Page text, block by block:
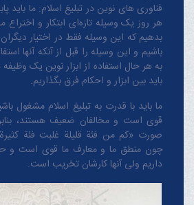
فناوری های نوین در تبلیغ اسلام: ما باید
هر روز یک وسیله تازه‌ای ابتکار و اختراع
بدهیم که این وسیله فقط در اختیار
باشیم و این وسیله را قبل از آنکه آنها
به هر حال استفاده از ابزار نوین یک
باید بین ابزار و احکام فرق بگذاریم.
ما باید با قدرت به تبلیغ اسلام مشغول
قوی است و مخالفان ضعیف هستند،
صورت «کم من فئة قلیلة غلبت فئة
چون منطق‌ ما و معارف ‌ما قوی است و
داریم ولی آنها کارشان تخریب است.